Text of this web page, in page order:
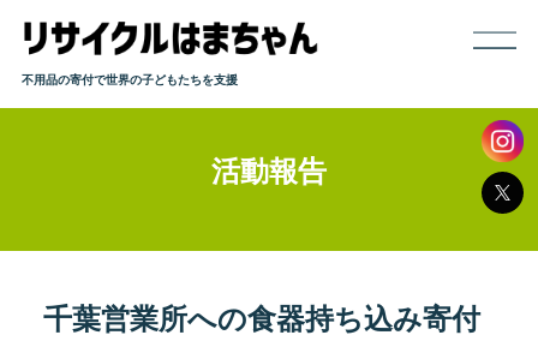
ホーム
寄付までの流れ
取り扱い品目
不用品の寄付で世界の子どもたちを支援
活動報告
千葉営業所への食器持ち込み寄付